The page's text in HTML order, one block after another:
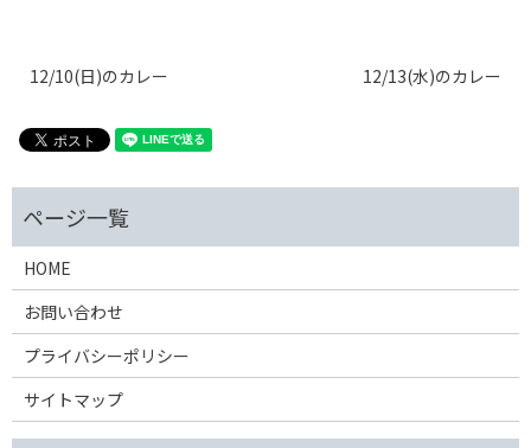
12/10(日)のカレー 12/13(水)のカレー
HOME
お問い合わせ
プライバシーポリシー
サイトマップ